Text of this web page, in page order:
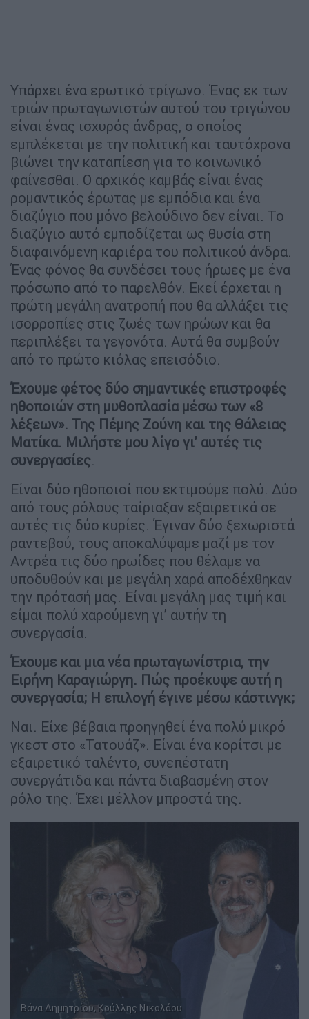
Υπάρχει ένα ερωτικό τρίγωνο. Ένας εκ των
τριών πρωταγωνιστών αυτού του τριγώνου
είναι ένας ισχυρός άνδρας, ο οποίος
εμπλέκεται με την πολιτική και ταυτόχρονα
βιώνει την καταπίεση για το κοινωνικό
φαίνεσθαι. Ο αρχικός καμβάς είναι ένας
ρομαντικός έρωτας με εμπόδια και ένα
διαζύγιο που μόνο βελούδινο δεν είναι. Το
διαζύγιο αυτό εμποδίζεται ως θυσία στη
διαφαινόμενη καριέρα του πολιτικού άνδρα.
Ένας φόνος θα συνδέσει τους ήρωες με ένα
πρόσωπο από το παρελθόν. Εκεί έρχεται η
πρώτη μεγάλη ανατροπή που θα αλλάξει τις
ισορροπίες στις ζωές των ηρώων και θα
περιπλέξει τα γεγονότα. Αυτά θα συμβούν
από το πρώτο κιόλας επεισόδιο.
Έχουμε φέτος δύο σημαντικές επιστροφές
ηθοποιών στη μυθοπλασία μέσω των «8
λέξεων». Της Πέμης Ζούνη και της Θάλειας
Ματίκα. Μιλήστε μου λίγο γι’ αυτές τις
συνεργασίες.
Είναι δύο ηθοποιοί που εκτιμούμε πολύ. Δύο
από τους ρόλους ταίριαξαν εξαιρετικά σε
αυτές τις δύο κυρίες. Έγιναν δύο ξεχωριστά
ραντεβού, τους αποκαλύψαμε μαζί με τον
Αντρέα τις δύο ηρωίδες που θέλαμε να
υποδυθούν και με μεγάλη χαρά αποδέχθηκαν
την πρότασή μας. Είναι μεγάλη μας τιμή και
είμαι πολύ χαρούμενη γι’ αυτήν τη
συνεργασία.
Έχουμε και μια νέα πρωταγωνίστρια, την
Ειρήνη Καραγιώργη. Πώς προέκυψε αυτή η
συνεργασία; Η επιλογή έγινε μέσω κάστινγκ;
Ναι. Είχε βέβαια προηγηθεί ένα πολύ μικρό
γκεστ στο «Τατουάζ». Είναι ένα κορίτσι με
εξαιρετικό ταλέντο, συνεπέστατη
συνεργάτιδα και πάντα διαβασμένη στον
ρόλο της. Έχει μέλλον μπροστά της.
Βάνα Δημητρίου, Κούλλης Νικολάου
Η Βάνα Δημητρίου μαζί με τον έτερο συνεργάτη της Κούλλη
Νικολάου